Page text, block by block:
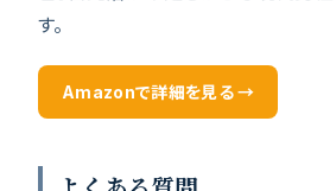
す。
Amazonで詳細を見る →